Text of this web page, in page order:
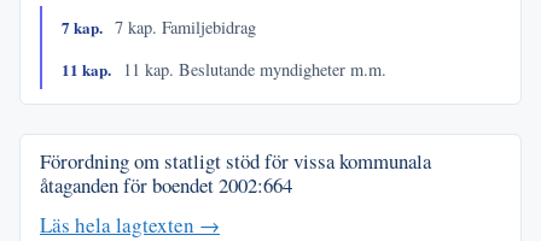
7 kap. 7 kap. Familjebidrag
11 kap.
11 kap. Beslutande myndigheter m.m.
Förordning om statligt stöd för vissa kommunala
åtaganden för boendet2002:664
Läs hela lagtexten →